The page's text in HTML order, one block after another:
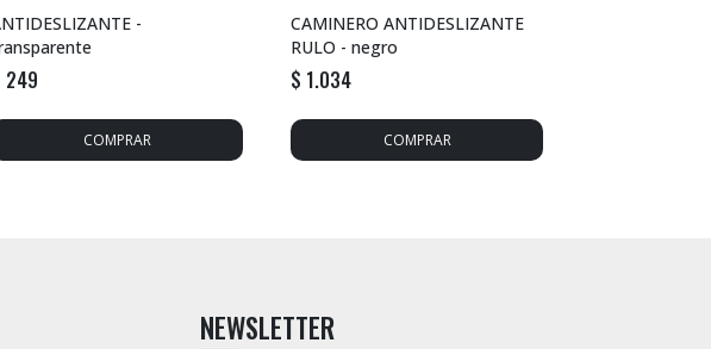
-
249
CAMINERO ANTIDESLIZANTE
RULO - negro
$ 1.034
NEWSLETTER